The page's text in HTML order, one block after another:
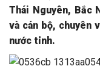
Thái Nguyên, Bắc
và cán bộ, chuyên
nước tỉnh.